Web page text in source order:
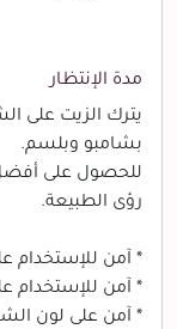
مدة الإنتظار
يترك الزيت على
بشامبو وبلسم.
للحصول على أفضل
رؤى الطبيعة.
* آمن للإستخدام
* آمن للإستخدام
* آمن على لون